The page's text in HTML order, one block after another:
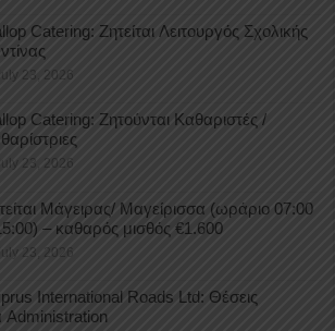
Catering: Ζητείται Λειτουργός Σχολικής
23, 2026
Catering: Ζητούνται Καθαριστές /
23, 2026
Μάγειρας/ Μαγείρισσα (ωράριο 07:00
– καθαρός μισθός €1.600
23, 2026
International Roads Ltd: Θέσεις
Administration